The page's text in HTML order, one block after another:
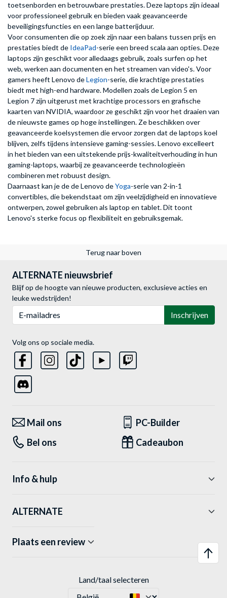
toetsenborden en betrouwbare prestaties. Deze laptops zijn ideaal
voor professioneel gebruik en bieden vaak geavanceerde
beveiligingsfuncties en een lange batterijduur.
Voor consumenten die op zoek zijn naar een balans tussen prijs en
prestaties biedt de IdeaPad-serie een breed scala aan opties. Deze
laptops zijn geschikt voor alledaags gebruik, zoals surfen op het
web, werken aan documenten en het streamen van video's. Voor
gamers heeft Lenovo deLegion-serie, die krachtige prestaties
biedt met high-end hardware. Modellen zoals de Legion 5 en
Legion 7 zijn uitgerust met krachtige processors en grafische
kaarten van NVIDIA, waardoor ze geschikt zijn voor het draaien van
de nieuwste games op hoge instellingen. Ze beschikken over
geavanceerde koelsystemen die ervoor zorgen dat de laptops koel
blijven, zelfs tijdens intensieve gaming-sessies. Lenovo excelleert
in het bieden van een uitstekende prijs-kwaliteitverhouding in hun
gaming-laptops, waarbij ze geavanceerde technologieën
combineren met robuust design.
Daarnaast kan je de de Lenovo deYoga-serie van 2-in-1
convertibles, die bekendstaat om zijn veelzijdigheid en innovatieve
ontwerpen, zowel gebruiken als laptop en tablet. Dit toont
Lenovo's sterke focus op flexibiliteit en gebruiksgemak.
Terug naar boven
ALTERNATE nieuwsbrief
Blijf op de hoogte van nieuwe producten, exclusieve acties en
leuke wedstrijden!
E-mailadres
Inschrijven
Volg ons op sociale media.
Mail ons
PC-Builder
Bel ons
Cadeaubon
Info & hulp
ALTERNATE
Plaats een review
Land/taal selecteren